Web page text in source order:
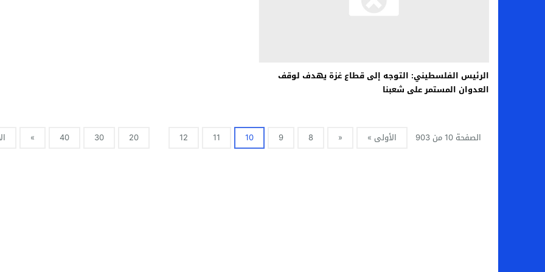
الرئيس الفلسطيني: التوجه إلى قطاع غزة يهدف لوقف
العدوان المستمر على شعبنا
الصفحة 10 من 903 الأولى » «
8
9
10
11
12
20
30
40
»